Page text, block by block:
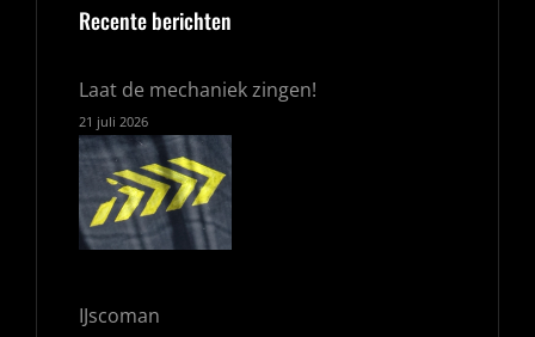
Recente berichten
Laat de mechaniek zingen!
21 juli 2026
IJscoman